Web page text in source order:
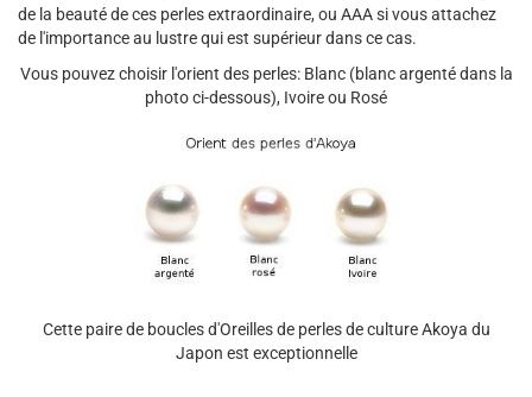
de la beauté de ces perles extraordinaire, ou AAA si vous attachez
de l'importance au lustre qui est supérieur dans ce cas.
Vous pouvez choisir l'orient des perles: Blanc (blanc argenté dans la
photo ci-dessous), Ivoire ou Rosé
Cette paire de boucles d'Oreilles de perles de culture Akoya du
Japon est exceptionnelle